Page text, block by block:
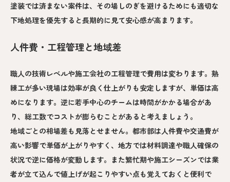
塗装では済まない案件は、その場しのぎを避けるためにも適切な
下地処理を優先すると長期的に見て安心感が高まります。
人件費・工程管理と地域差
職人の技術レベルや施工会社の工程管理で費用は変わります。熟
練工が多い現場は効率が良く仕上がりも安定しますが、単価は高
めになります。逆に若手中心のチームは時間がかかる場合があ
り、総工数でコストが膨らむことがあると考えましょう。
地域ごとの相場差も見落とせません。都市部は人件費や交通費が
高い影響で単価が上がりやすく、地方では材料調達や職人確保の
状況で逆に価格が変動します。また繁忙期や施工シーズンでは業
者が立て込んで値上げが起こりやすい点も覚えておくと便利で